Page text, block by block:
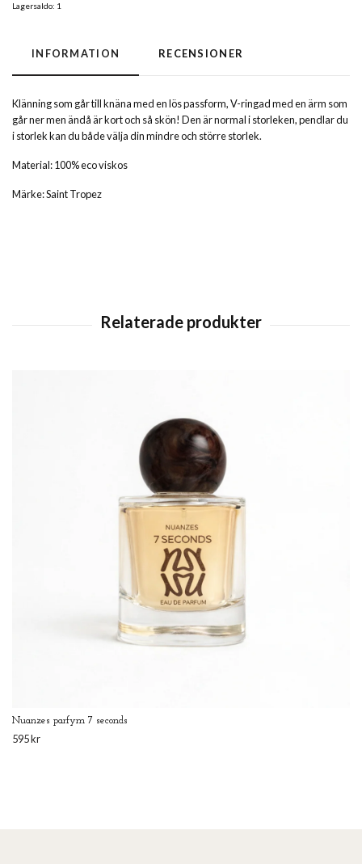
Lagersaldo: 1
INFORMATION RECENSIONER
Klänning som går till knäna med en lös passform, V-ringad med en ärm som
går ner men ändå är kort och så skön! Den är normal i storleken, pendlar du
i storlek kan du både välja din mindre och större storlek.
Material: 100% eco viskos
Märke: Saint Tropez
Nuanzes parfym 7 seconds
595 kr